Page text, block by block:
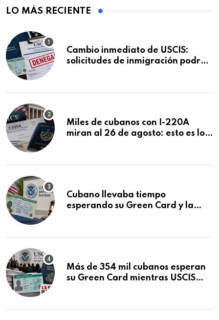
LO MÁS RECIENTE
Cambio inmediato de USCIS:
solicitudes de inmigración podrán
Miles de cubanos con I-220A
miran al 26 de agosto: esto es lo
Cubano llevaba tiempo
esperando su Green Card y la
Más de 354 mil cubanos esperan
su Green Card mientras USCIS